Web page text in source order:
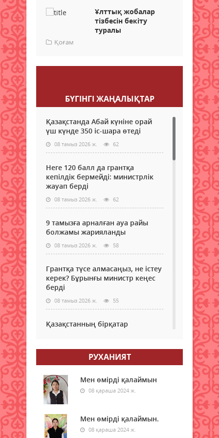
Ұлттық жобалар
тізбесін бекіту
туралы
Қоғам
БҮГІНГI ЖАҢАЛЫҚТАР
Қазақстанда Абай күніне орай
үш күнде 350 іс-шара өтеді
08 тамыз 2026 ж. 62
Неге 120 балл да грантқа
кепілдік бермейді: министрлік
жауап берді
08 тамыз 2026 ж. 62
9 тамызға арналған ауа райы
болжамы жарияланды
08 тамыз 2026 ж. 58
Грантқа түсе алмасаңыз, не істеу
керек? Бұрынғы министр кеңес
берді
08 тамыз 2026 ж. 55
Қазақстанның бірқатар
08 тамыз 2026 ж. 58
Елімізде бір тәулікте үш орман
өрті тіркелді
08 тамыз 2026 ж.
Синоптиктер Астана мен
Алматыда аптап ыстық
РУХАНИЯТ
Мен өмірді қалаймын
08 қараша 2024 ж.
Мен өмірді қалаймын.
08 қараша 2024 ж.